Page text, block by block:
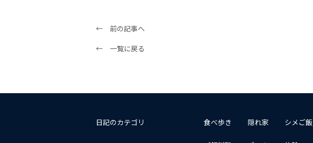
← 前の記事へ
← 一覧に戻る
日記のカテゴリ 食べ歩き 隠れ家 シメご飯